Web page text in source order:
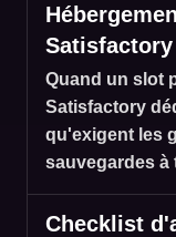
Satisfactory
Quand un slot
Satisfactory
qu'exigent les
sauvegardes à
Checklist